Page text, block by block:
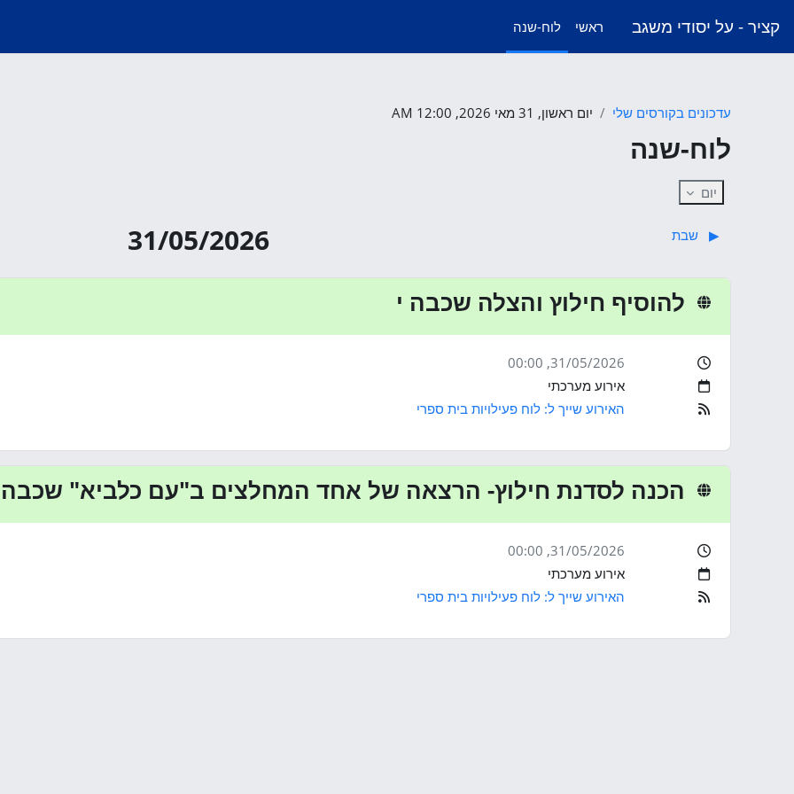
קציר - על יסודי משגב ראשי לוח-שנה
עדכונים בקורסים שלי יום ראשון, 31 מאי 2026, 12:00 AM
לוח-שנה
יום
▶︎ שבת 31/05/2026
להוסיף חילוץ והצלה שכבה י
31/05/2026
, 00:00
אירוע מערכתי
האירוע שייך ל: לוח פעילויות בית ספרי
הכנה לסדנת חילוץ- הרצאה של אחד המחלצים ב"עם כלביא" שכבה
31/05/2026
, 00:00
אירוע מערכתי
האירוע שייך ל: לוח פעילויות בית ספרי